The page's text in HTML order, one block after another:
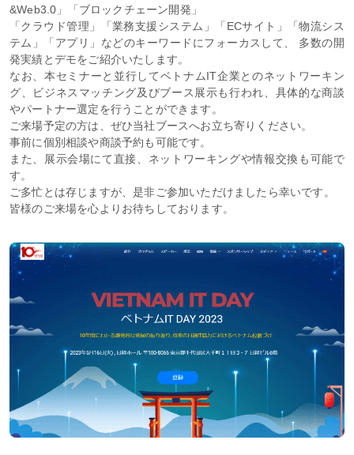
&Web3.0」「ブロックチェーン開発」
「クラウド管理」「業務支援システム」「ECサイト」「物流シス
テム」「アプリ」などのキーワードにフォーカスして、 多数の開
発実績とデモをご紹介いたします。
なお、本セミナーと並行してベトナムIT企業とのネットワーキン
グ、ビジネスマッチング及びブース展示も行われ、具体的な商談
やパートナー選定を行うことができます。
ご来場予定の方は、ぜひ当社ブースへお立ち寄りください。
事前に個別相談や商談予約も可能です。
また、展示会場にて直接、ネットワーキングや情報交換も可能で
す。
ご多忙とは存じますが、是非ご参加いただけましたら幸いです。
皆様のご来場を心よりお待ちしております。